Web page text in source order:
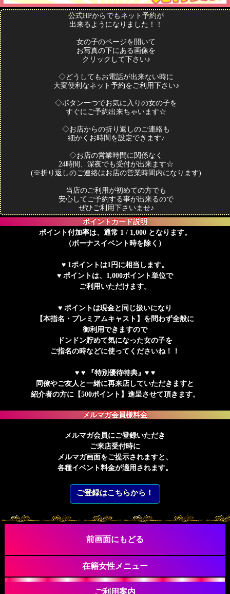
公式HPからでもネット予約が
出来るようになりました！！
女の子のページを開いて
お写真の下にある画像を
クリックして下さい♪
◇どうしてもお電話が出来ない時に
大変便利なネット予約をご利用下さい♪
◇ボタン一つでお気に入りの女の子を
すぐにご予約出来ちゃいます☆
◇お店からの折り返しのご連絡も
細かくお時間を設定できます♪
◇お店の営業時間に関係なく
24時間、深夜でも受付が出来ます☆
(※折り返しのご連絡はお店の営業時間内になります)
当店のご利用が初めての方でも
安心してご予約する事が出来るので
ぜひご利用下さいませ♪
ポイントカード説明
ポイント付加率は、通常 1 / 1,000 となります。
（ボーナスイベント時を除く）
♥ 1ポイントは1円に相当します。
♥ ポイントは、1,000ポイント単位で
ご利用いただけます。
♥ ポイントは現金と同じ扱いになり
【本指名・プレミアムキャスト】を問わず全般に
御利用できますので
ドンドン貯めて気になった女の子を
ご指名の時などに使ってくださいね！！
♥ ♥ 『特別優待特典』♥ ♥
同僚やご友人と一緒に再来店していただきますと
紹介者の方に【500ポイント】進呈させて頂きます。
メルマガ会員様料金
メルマガ会員にご登録いただき
ご来店受付時に
メルマガ画面をご提示されますと、
各種イベント料金が適用されます。
ご登録はこちらから！
前画面にもどる
在籍女性メニュー
出勤情報
在籍女性一覧
新人情報
ブログ・写メ日記
ご利用案内